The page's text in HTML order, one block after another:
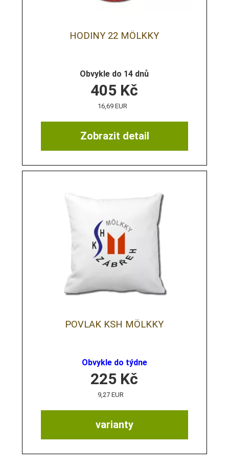
HODINY 22 MÖLKKY
Obvykle do 14 dnů
Zobrazit detail
405 Kč
16,69 EUR
POVLAK KSH MÖLKKY
Obvykle do týdne
varianty
225 Kč
9,27 EUR